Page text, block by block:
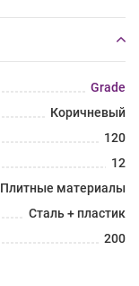
Grade
Коричневый
120
12
Плитные материалы
Сталь + пластик
200